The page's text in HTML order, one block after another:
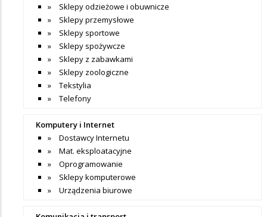
Sklepy odzieżowe i obuwnicze
Sklepy przemysłowe
Sklepy sportowe
Sklepy spożywcze
Sklepy z zabawkami
Sklepy zoologiczne
Tekstylia
Telefony
Komputery i Internet
Dostawcy Internetu
Mat. eksploatacyjne
Oprogramowanie
Sklepy komputerowe
Urządzenia biurowe